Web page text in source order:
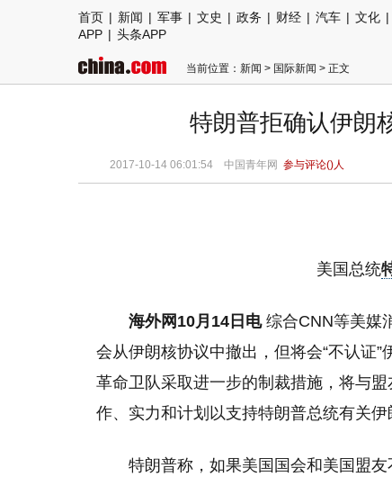
首页 | 新闻 | 军事 | 文史 | 政务 | 财经 | 汽车 | 文化 |
APP | 头条APP
当前位置： 新闻 > 国际新闻 > 正文
特朗普拒确认伊朗
2017-10-14 06:01:54 中国青年网 参与评论()人
美国总统
海外网10月14日电综合CNN等美媒
会从伊朗核协议中撤出，但将会“不认证
革命卫队采取进一步的制裁措施，将与
作、实力和计划以支持特朗普总统有关伊
特朗普称，如果美国国会和美国盟